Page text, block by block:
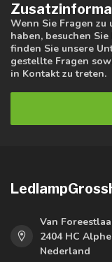
Wenn Sie Fragen zu
haben, besuchen
finden Sie unsere
gestellte Fragen
in Kontakt zu treten.
Van
2404 HC
Nederland